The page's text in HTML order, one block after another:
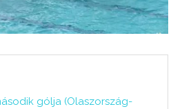
gólja (Olaszország-